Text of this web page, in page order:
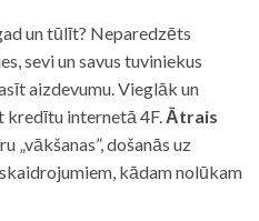
un tūlīt? Neparedzēts
sevi un savus tuviniekus
aizdevumu. Vieglāk un
internetā 4F. Ātrais
„vākšanas”, došanās uz
kādam nolūkam